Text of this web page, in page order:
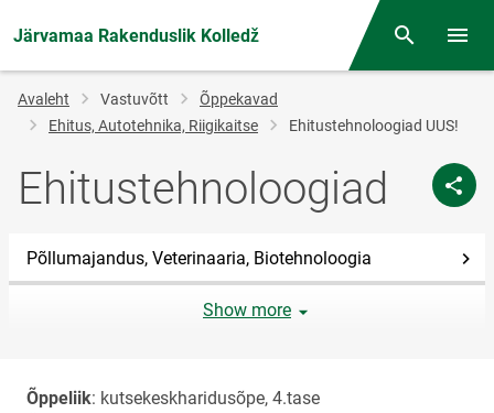
Järvamaa Rakenduslik Kolledž Otsing
Jälglink
Avaleht Vastuvõtt
Õppekavad
Ehitus, Autotehnika, Riigikaitse
Ehitustehnoloogiad UUS!
Ehitustehnoloogiad
Põllumajandus, Veterinaaria, Biotehnoloogia
Show more
Õppeliik: kutsekeskharidusõpe, 4.tase